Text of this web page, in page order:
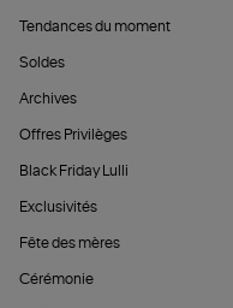
Tendances du moment
Soldes
Archives
Offres Privilèges
Black Friday Lulli
Exclusivités
Fête des mères
Cérémonie